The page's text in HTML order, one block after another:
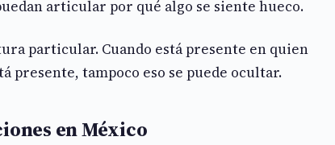
articular por qué algo se siente hueco.
particular. Cuando está presente en quien
presente, tampoco eso se puede ocultar.
en México